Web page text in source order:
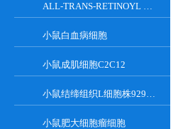
ALL-TRANS-RETINOYL B-GLUCURONIDE
小鼠白血病细胞
小鼠成肌细胞C2C12
小鼠结缔组织L细胞株929克隆
小鼠肥大细胞瘤细胞